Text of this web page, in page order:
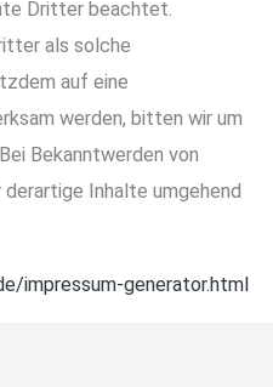
Dritter beachtet.
als solche
auf eine
werden, bitten wir um
Bekanntwerden von
Inhalte umgehend
impressum-generator.html